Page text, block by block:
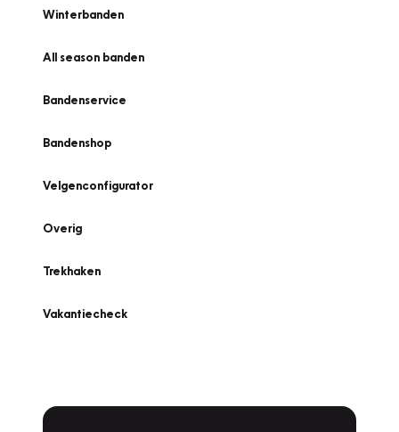
Winterbanden
All season banden
Bandenservice
Bandenshop
Velgenconfigurator
Overig
Trekhaken
Vakantiecheck